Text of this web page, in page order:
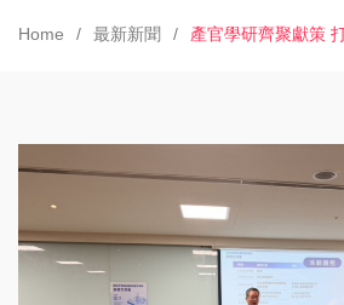
Home 最新新聞 產官學研齊聚獻策